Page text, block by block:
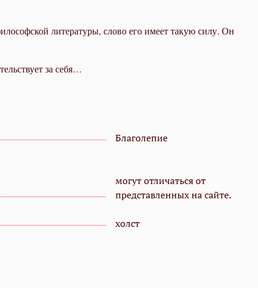
литературы, слово его имеет такую силу. Он
за себя…
Благолепие
могут отличаться от
представленных на сайте.
холст